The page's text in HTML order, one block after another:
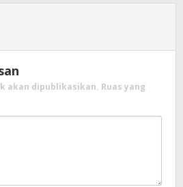
akan dipublikasikan. Ruas yang